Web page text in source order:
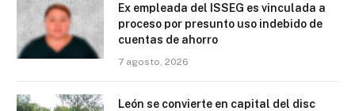
Ex empleada del ISSEG es vinculada a
proceso por presunto uso indebido de
cuentas de ahorro
7 agosto, 2026
León se convierte en capital del disc